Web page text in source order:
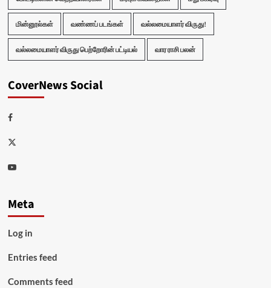
மின்னூல்கள் வண்ணப் படங்கள் வல்லமையாளர் விருது!
வல்லமையாளர் விருது பெற்றோரின் பட்டியல் வார ராசி பலன்
CoverNews Social
Facebook
Twitter
Youtube
Meta
Log in
Entries feed
Comments feed